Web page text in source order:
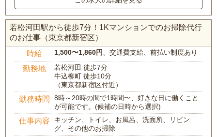
若松河田駅から徒歩7分！1Kマンションでのお掃除代行
のお仕事（東京都新宿区）
時給 1,500〜1,860円、交通費支給、前払い制度あり
勤務地
若松河田 徒歩7分
牛込柳町 徒歩10分
（東京都新宿区付近）
勤務時間
8時～20時の間で1時間〜、好きな日に働くこと
が可能です。(候補の日時から選択)
仕事内容
キッチン、トイレ、お風呂、洗面所、リビン
グ、その他のお掃除